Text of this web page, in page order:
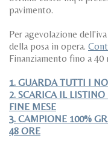
pavimento.
Per agevolazione
della posa in opera.
Finanziamento fino a 40
1. GUARDA TUTTI I
2. SCARICA IL
FINE MESE
3. CAMPIONE 100%
48 ORE